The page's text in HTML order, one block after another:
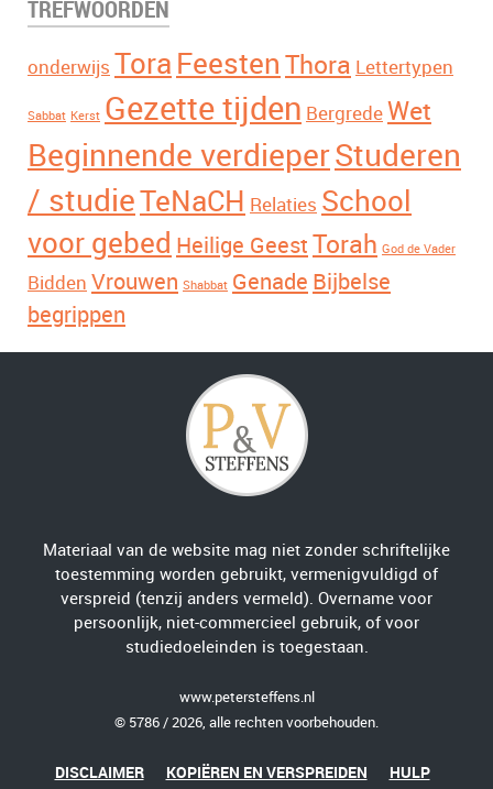
TREFWOORDEN
onderwijs Tora Feesten Thora Lettertypen
Sabbat Kerst Gezette tijden Bergrede Wet
Beginnende verdieperStuderen
/ studieTeNaCH Relaties School
voor gebed Heilige Geest Torah God de Vader
Bidden Vrouwen Shabbat Genade Bijbelse
begrippen
Materiaal van de website mag niet zonder schriftelijke
toestemming worden gebruikt, vermenigvuldigd of
verspreid (tenzij anders vermeld). Overname voor
persoonlijk, niet-commercieel gebruik, of voor
studiedoeleinden is toegestaan.
www.petersteffens.nl
© 5786 / 2026, alle rechten voorbehouden.
DISCLAIMER KOPIËREN EN VERSPREIDEN
HULP